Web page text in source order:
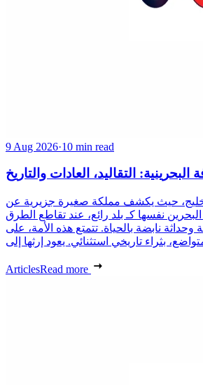
9 Aug 2026·10 min read
البحرينية: التقاليد، العادات والتاريخ
حيث يكشف مملكة صغيرة جزيرية عن
نفسها كـ بلد رائع، عند تقاطع الطرق
وحداثة نابضة بالحياة. تتمتع هذه الأمة، على
ArticlesRead more